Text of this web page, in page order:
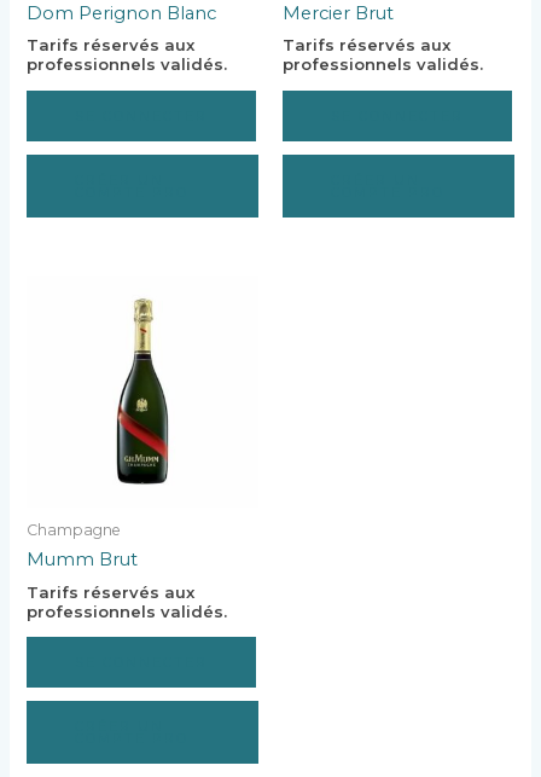
Dom Perignon Blanc
Tarifs réservés aux
professionnels validés.
Mercier Brut
Tarifs réservés aux
professionnels validés.
Champagne
Mumm Brut
Tarifs réservés aux
professionnels validés.